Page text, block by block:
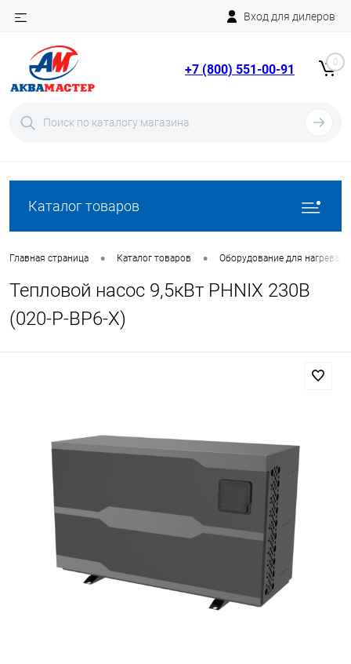
Вход для дилеров
+7 (800) 551-00-91 0
Каталог товаров
Главная страница • Каталог товаров • Оборудование для нагрева
Тепловой насос 9,5кВт PHNIX 230В
(020-P-BP6-X)